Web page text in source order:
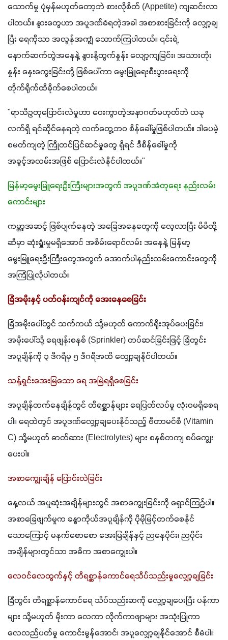
သောက်မှု ပုံမှန်မဟုတ်တော့ဘဲ စားလိုစိတ် (Appetite) ကျဆင်းလာ
ပါတယ်။ နွားတွေဟာ အပူဒဏ်ခံရတဲ့အခါ အစာစားခြင်းကို လျှော့ချ
ပြီး ရေကိုသာ အလွန်အကျွံ သောက်ကြပါတယ်။ ၎င်းရဲ့
နောက်ဆက်တွဲအနေနဲ့ နွားနို့ထွက်နှုန်း လျော့ကျခြင်း၊ အသားတိုး
နှုန်း နှေးကွေးခြင်းတို့ ဖြစ်ပေါ်ကာ မွေးမြူရေးစီးပွားရေးကို
တိုက်ရိုက်ထိခိုက်စေပါတယ်။
"ရာသီဥတုပြောင်းလဲမှုဟာ ဝေးကွာတဲ့အနာဂတ်မဟုတ်ဘဲ ယခု
လက်ရှိ ရင်ဆိုင်နေရတဲ့ လက်တွေ့ဘဝ စိန်ခေါ်မှုဖြစ်ပါတယ်။ ဒါပေမဲ့
စမတ်ကျတဲ့ ကြိုတင်ပြင်ဆင်မှုတွေ ရှိရင် ဒီစိန်ခေါ်မှုကို
အခွင့်အလမ်းအဖြစ် ပြောင်းလဲနိုင်ပါတယ်။"
မြန်မာ့မွေးမြူရေးဦးကြီးများအတွက် အပူဒဏ်အံတုရေး နည်းလမ်း
ကောင်းများ
ကမ္ဘာ့အဆင့် ဖြစ်ပျက်နေတဲ့ အခြေအနေတွေကို လေ့လာပြီး မိမိတို့
ဆီမှာ ဆုံးရှုံးမှုမရှိအောင် အစိမ်းရောင်လမ်း အနေနဲ့ မြန်မာ့
မွေးမြူရေးဦးကြီးတွေအတွက် အောက်ပါနည်းလမ်းကောင်းတွေကို
အကြံပြုလိုပါတယ်။
ခြံအမိုးနှင့် ပတ်ဝန်းကျင်ကို အေးနေစေခြင်း
ခြံအမိုးပေါ်တွင် သက်ကယ် သို့မဟုတ် ကောက်ရိုးအုပ်ပေးခြင်း၊
အမိုးပေါ်သို့ ရေဖျန်းစနစ် (Sprinkler) တပ်ဆင်ခြင်းဖြင့် ခြံတွင်း
အပူချိန်ကို ၃ ဒီဂရီမှ ၅ ဒီဂရီအထိ လျှော့ချနိုင်ပါတယ်။
သန့်ရှင်းအေးမြသော ရေ အမြဲရရှိစေခြင်း
အပူချိန်တက်နေချိန်တွင် တိရစ္ဆာန်များ ရေပြတ်လပ်မှု လုံးဝမရှိစေရ
ပါ။ ရေထဲတွင် အပူဒဏ်လျှော့ချပေးနိုင်သည့် ဗီတာမင်စီ (Vitamin
C) သို့မဟုတ် ဓာတ်ဆား (Electrolytes) များ စနစ်တကျ စပ်ကျွေး
ပေးပါ။
အစာကျွေးချိန် ပြောင်းလဲခြင်း
နေ့လယ် အပူဆုံးအချိန်များတွင် အစာကျွေးခြင်းကို ရှောင်ကြဉ်ပါ။
အစာခြေဖျက်မှုက ခန္ဓာကိုယ်အပူချိန်ကို ပိုမိုမြင့်တက်စေနိုင်
သောကြောင့် မနက်စောစော အေးမြချိန်နှင့် ညနေပိုင်း၊ ညပိုင်း
အချိန်များတွင်သာ အဓိက အစာကျွေးပါ။
လေဝင်လေထွက်နှင့် တိရစ္ဆာန်ကောင်ရေသိပ်သည်းမှုလျှော့ချခြင်း
ခြံတွင်း တိရစ္ဆာန်ကောင်ရေ သိပ်သည်းဆကို လျှော့ချပေးပြီး ပန်ကာ
များ သို့မဟုတ် မိုးကာ လေကာ လိုက်ကာဖျာများ အသုံးပြုကာ
လေလည်ပတ်မှု ကောင်းမွန်အောင်၊ အပူလျှော့ချနိုင်အောင် စီမံပါ။